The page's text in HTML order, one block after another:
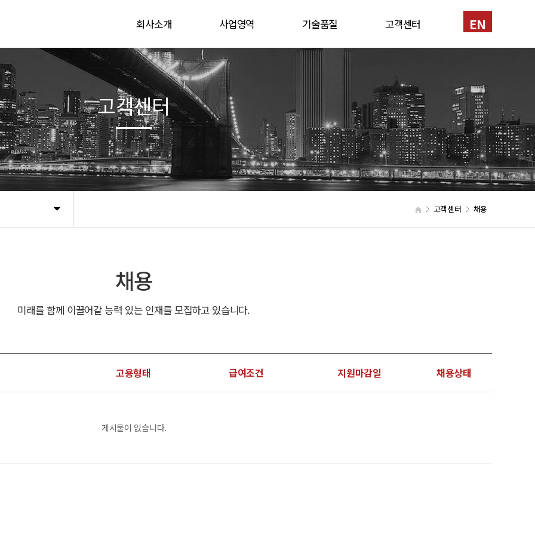
회사소개
CEO 인사말
연혁
Global Network
찾아오시는길
사업영역
육상 해상 연약지반
사업실적
기술품질
공법소개
장비현황
고객센터
채용
EN
고객센터 채용
고객센터
채용
미래를 함께 이끌어갈 능력 있는 인재를 모집하고 있습니다.
고용형태 급여조건 지원마감일 채용상태
게시물이 없습니다.